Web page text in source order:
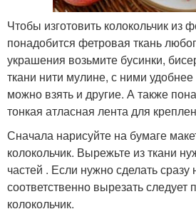
Чтобы изготовить колокольчик из
понадобится фетровая ткань
украшения возьмите бусинки,
ткани нити мулине, с ними удобнее
можно взять и другие. А также
тонкая атласная лента для
Сначала нарисуйте на бумаге
колокольчик. Вырежьте из ткани
частей . Если нужно сделать сразу
соответственно вырезать следует
колокольчик.